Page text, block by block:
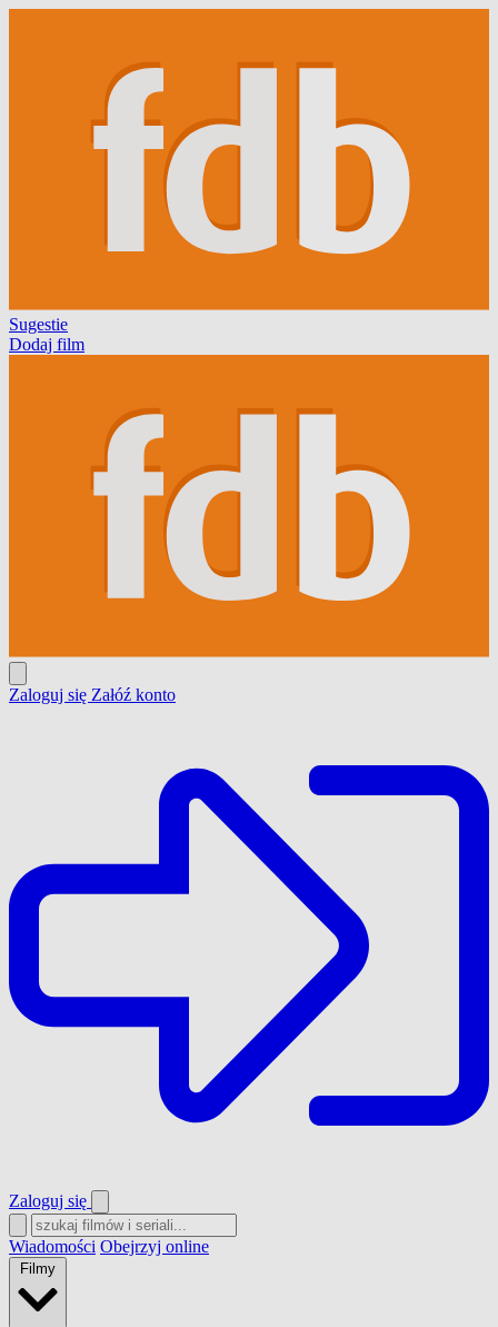
Sugestie
Dodaj film
Zaloguj się Załóź konto
Zaloguj się
Wiadomości Obejrzyj online
Filmy